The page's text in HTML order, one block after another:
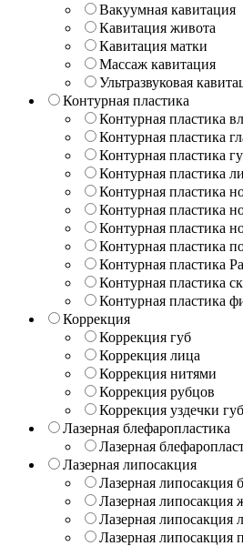
Вакуумная кавитация
Кавитация живота
Кавитация матки
Массаж кавитация
Ультразвуковая
Контурная пластика
Контурная пластика
Контурная пластика
Контурная пластика
Контурная пластика
Контурная пластика
Контурная пластика
Контурная пластика
Контурная пластика
Контурная пластика
Контурная пластика
Контурная пластика
Коррекция
Коррекция губ
Коррекция лица
Коррекция нитями
Коррекция рубцов
Коррекция уздечки
Лазерная блефаропластика
Лазерная
Лазерная липосакция
Лазерная липосакция
Лазерная липосакция
Лазерная липосакция
Лазерная липосакция